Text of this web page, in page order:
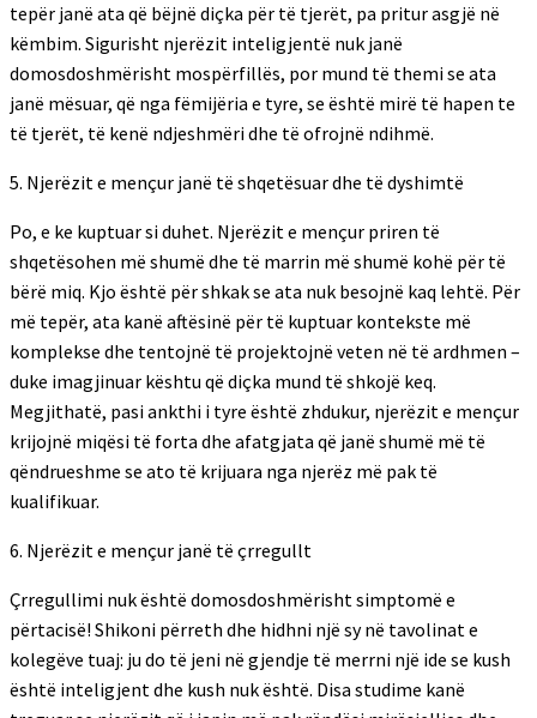
tepër janë ata që bëjnë diçka për të tjerët, pa pritur asgjë në
këmbim. Sigurisht njerëzit inteligjentë nuk janë
domosdoshmërisht mospërfillës, por mund të themi se ata
janë mësuar, që nga fëmijëria e tyre, se është mirë të hapen te
të tjerët, të kenë ndjeshmëri dhe të ofrojnë ndihmë.
5. Njerëzit e mençur janë të shqetësuar dhe të dyshimtë
Po, e ke kuptuar si duhet. Njerëzit e mençur priren të
shqetësohen më shumë dhe të marrin më shumë kohë për të
bërë miq. Kjo është për shkak se ata nuk besojnë kaq lehtë. Për
më tepër, ata kanë aftësinë për të kuptuar kontekste më
komplekse dhe tentojnë të projektojnë veten në të ardhmen –
duke imagjinuar kështu që diçka mund të shkojë keq.
Megjithatë, pasi ankthi i tyre është zhdukur, njerëzit e mençur
krijojnë miqësi të forta dhe afatgjata që janë shumë më të
qëndrueshme se ato të krijuara nga njerëz më pak të
kualifikuar.
6. Njerëzit e mençur janë të çrregullt
Çrregullimi nuk është domosdoshmërisht simptomë e
përtacisë! Shikoni përreth dhe hidhni një sy në tavolinat e
kolegëve tuaj: ju do të jeni në gjendje të merrni një ide se kush
është inteligjent dhe kush nuk është. Disa studime kanë